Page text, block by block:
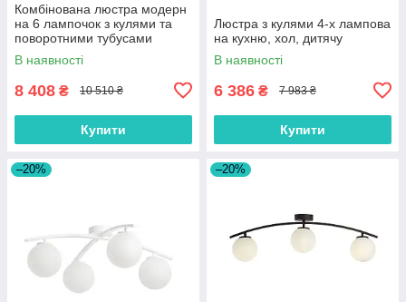
Комбінована люстра модерн
на 6 лампочок з кулями та
поворотними тубусами
В наявності
8 408 ₴ 10 510 ₴
Купити
Люстра з кулями 4-х лампова
на кухню, хол, дитячу
В наявності
6 386 ₴ 7 983 ₴
Купити
–20% –20%